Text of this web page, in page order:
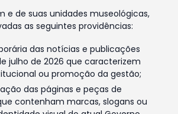
e de suas unidades museológicas,
as seguintes providências:
das notícias e publicações
julho de 2026 que caracterizem
ou promoção da gestão;
das páginas e peças de
contenham marcas, slogans ou